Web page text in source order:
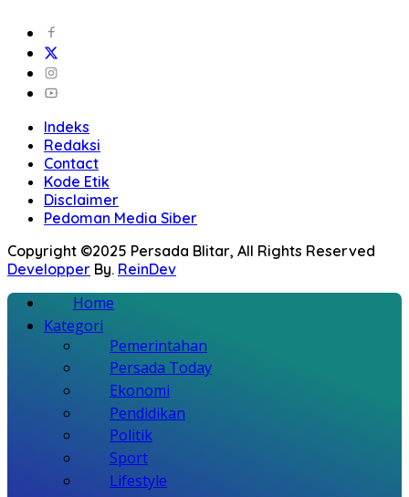
Indeks
Redaksi
Contact
Kode Etik
Disclaimer
Pedoman Media Siber
Copyright ©2025 Persada Blitar, All Rights Reserved
Developper By. ReinDev
Home
Kategori
Pemerintahan
Persada Today
Ekonomi
Pendidikan
Politik
Sport
Lifestyle